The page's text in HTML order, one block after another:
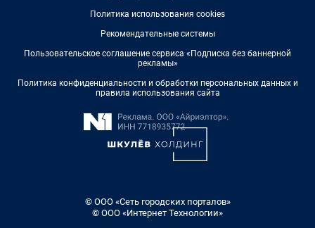
Политика использования cookies
Рекомендательные системы
Пользовательское соглашение сервиса «Подписка без баннерной
рекламы»
Политика конфиденциальности и обработки персональных данных и
правила использования сайта
© ООО «Сеть городских порталов»
© ООО «Интернет Технологии»